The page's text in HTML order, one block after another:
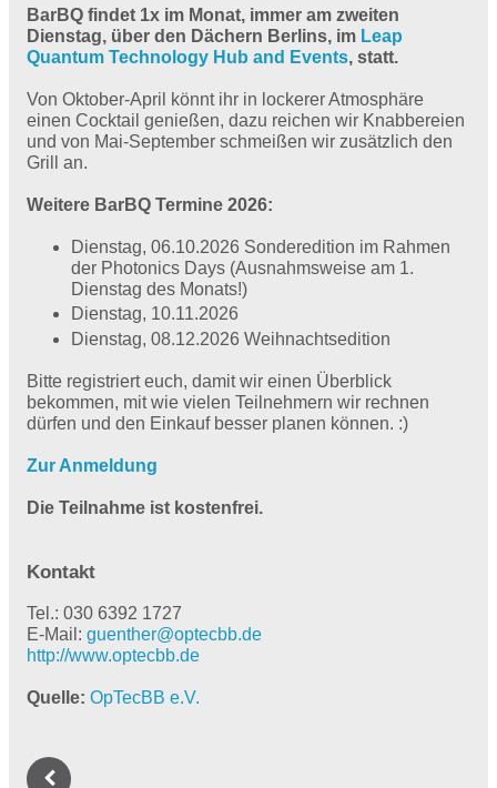
BarBQ findet 1x im Monat, immer am zweiten
Dienstag, über den Dächern Berlins, im Leap
Quantum Technology Hub and Events, statt.
Von Oktober-April könnt ihr in lockerer Atmosphäre
einen Cocktail genießen, dazu reichen wir Knabbereien
und von Mai-September schmeißen wir zusätzlich den
Grill an.
Weitere BarBQ Termine 2026:
Dienstag, 06.10.2026 Sonderedition im Rahmen
der Photonics Days (Ausnahmsweise am 1.
Dienstag des Monats!)
Dienstag, 10.11.2026
Dienstag, 08.12.2026 Weihnachtsedition
Bitte registriert euch, damit wir einen Überblick
bekommen, mit wie vielen Teilnehmern wir rechnen
dürfen und den Einkauf besser planen können. :)
Zur Anmeldung
Die Teilnahme ist kostenfrei.
Kontakt
Tel.: 030 6392 1727
E-Mail: guenther@optecbb.de
http://www.optecbb.de
Quelle OpTecBB e.V.